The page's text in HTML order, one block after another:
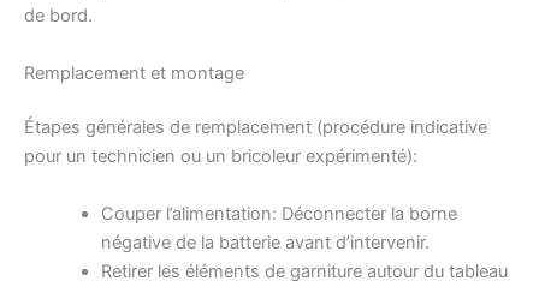
de bord.
Remplacement et montage
Étapes générales de remplacement (procédure indicative
pour un technicien ou un bricoleur expérimenté):
Couper l’alimentation: Déconnecter la borne
négative de la batterie avant d’intervenir.
Retirer les éléments de garniture autour du tableau